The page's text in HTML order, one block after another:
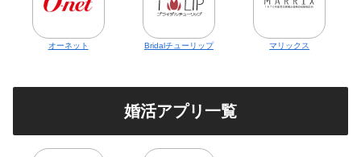
オーネット Bridalチューリップ マリックス
婚活アプリ一覧